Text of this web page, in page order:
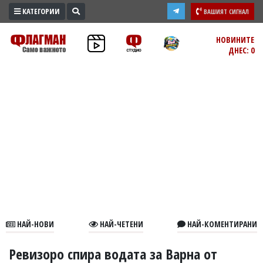
ПРОМО
ЗОНА
В
КАТЕГОРИИ ВАШИЯТ СИГНАЛ
НОВИНИТЕ
ДНЕС: 0
НАЙ-НОВИ НАЙ-ЧЕТЕНИ НАЙ-КОМЕНТИРАНИ
Ревизоро спира водата за Варна от